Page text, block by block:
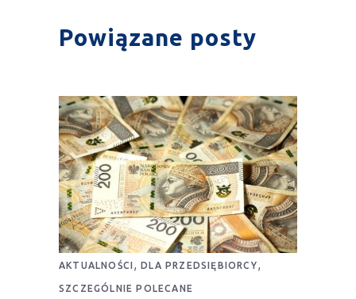
Powiązane posty
AKTUALNOŚCI ,DLA PRZEDSIĘBIORCY,
SZCZEGÓLNIE POLECANE